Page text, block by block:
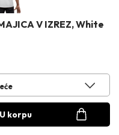
V IZREZ, White
U korpu